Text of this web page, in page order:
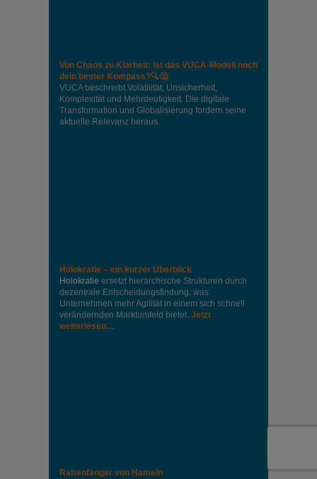
Von Chaos zu Klarheit: Ist das VUCA-Modell noch
dein bester Kompass?🔍🤔
VUCA beschreibt Volatilität, Unsicherheit,
Komplexität und Mehrdeutigkeit. Die digitale
Transformation und Globalisierung fordern seine
aktuelle Relevanz heraus.
Holokratie – ein kurzer Überblick
Holokratie ersetzt hierarchische Strukturen durch
dezentrale Entscheidungsfindung, was
Unternehmen mehr Agilität in einem sich schnell
verändernden Marktumfeld bietet. Jetzt
weiterlesen…
Rattenfänger von Hameln